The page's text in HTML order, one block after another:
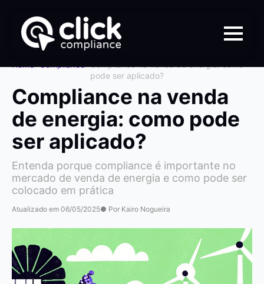
pode ser aplicado?
Compliance na venda
de energia: como pode
ser aplicado?
Entenda porque compliance é importante no
mercado de venda de energia e como pode ser
colocado em prática
Atualizado em 06/05/2025● Por Kairo Nogueira